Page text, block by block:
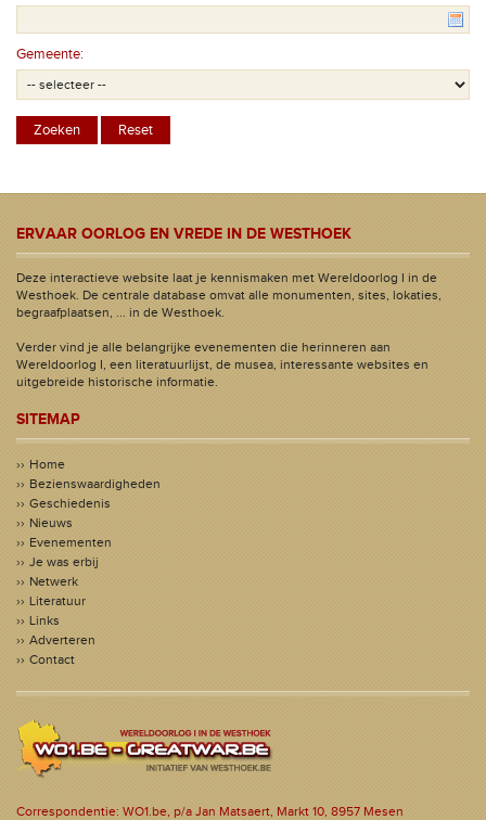
Gemeente:
ERVAAR OORLOG EN VREDE IN DE WESTHOEK
Deze interactieve website laat je kennismaken met Wereldoorlog I in de
Westhoek. De centrale database omvat alle monumenten, sites, lokaties,
begraafplaatsen, ... in de Westhoek.
Verder vind je alle belangrijke evenementen die herinneren aan
Wereldoorlog I, een literatuurlijst, de musea, interessante websites en
uitgebreide historische informatie.
SITEMAP
Home
Bezienswaardigheden
Geschiedenis
Nieuws
Evenementen
Je was erbij
Netwerk
Literatuur
Links
Adverteren
Contact
Correspondentie: WO1.be, p/a Jan Matsaert, Markt 10, 8957 Mesen